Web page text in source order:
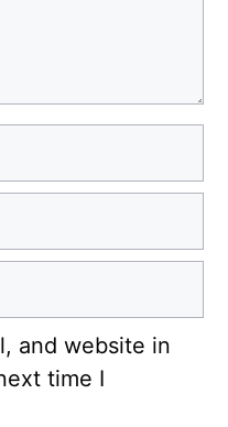
and website in
time I